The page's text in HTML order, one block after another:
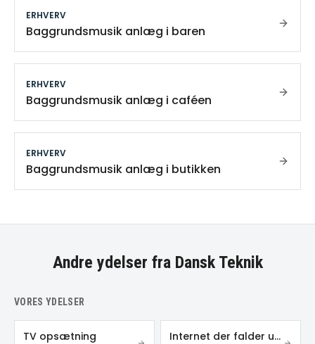
ERHVERV
Baggrundsmusik anlæg i baren
ERHVERV
Baggrundsmusik anlæg i caféen
ERHVERV
Baggrundsmusik anlæg i butikken
Andre ydelser fra Dansk Teknik
VORES YDELSER
TV opsætning Internet der falder ud